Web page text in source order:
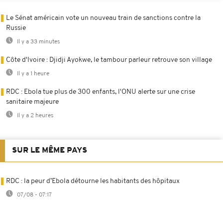
Le Sénat américain vote un nouveau train de sanctions contre la
Russie
Il y a 33 minutes
Côte d'Ivoire : Djidji Ayokwe, le tambour parleur retrouve son village
Il y a 1 heure
RDC : Ebola tue plus de 300 enfants, l'ONU alerte sur une crise
sanitaire majeure
Il y a 2 heures
SUR LE MÊME PAYS
RDC : la peur d’Ebola détourne les habitants des hôpitaux
07/08 - 07:17